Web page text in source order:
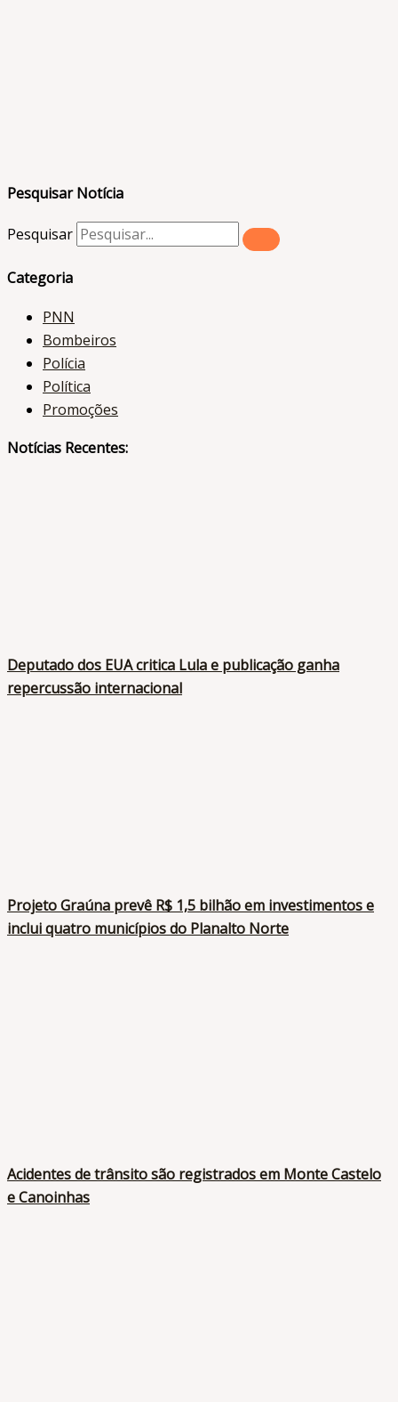
Pesquisar Notícia
Pesquisar
Categoria
PNN
Bombeiros
Polícia
Política
Promoções
Notícias Recentes:
Deputado dos EUA critica Lula e publicação ganha
repercussão internacional
Projeto Graúna prevê R$ 1,5 bilhão em investimentos e
inclui quatro municípios do Planalto Norte
Acidentes de trânsito são registrados em Monte Castelo
e Canoinhas